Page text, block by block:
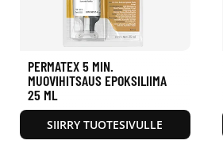
PERMATEX 5 MIN.
MUOVIHITSAUS EPOKSILIIMA
25 ML
SIIRRY TUOTESIVULLE